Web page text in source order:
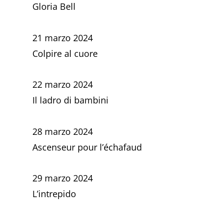
Gloria Bell
21 marzo 2024
Colpire al cuore
22 marzo 2024
Il ladro di bambini
28 marzo 2024
Ascenseur pour l’échafaud
29 marzo 2024
L’intrepido